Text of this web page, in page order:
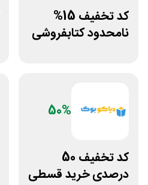
کد تخفیف 15%
نامحدود کتابفروشی
50%
کد تخفیف 50
درصدی خرید قسطی